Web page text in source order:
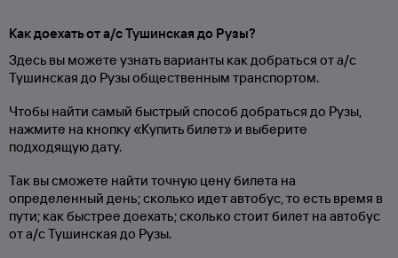
Как доехать от а/с Тушинская до Рузы?
Здесь вы можете узнать варианты как добраться от а/с
Тушинская до Рузы общественным транспортом.
Чтобы найти самый быстрый способ добраться до Рузы,
нажмите на кнопку «Купить билет» и выберите
подходящую дату.
Так вы сможете найти точную цену билета на
определенный день; сколько идет автобус, то есть время в
пути; как быстрее доехать; сколько стоит билет на автобус
от а/с Тушинская до Рузы.